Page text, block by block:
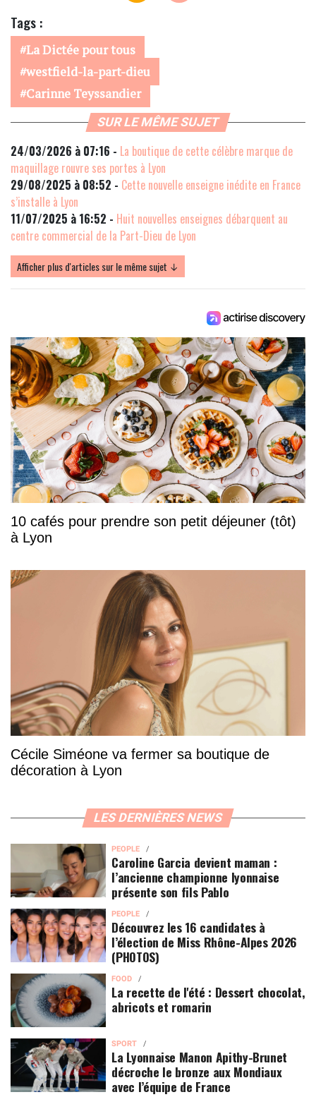
Tags :
La Dictée pour tous
westfield-la-part-dieu
Carinne Teyssandier
SUR LE MÊME SUJET
24/03/2026 à 07:16 - La boutique de cette célèbre marque de
maquillage rouvre ses portes à Lyon
29/08/2025 à 08:52 - Cette nouvelle enseigne inédite en France
s’installe à Lyon
11/07/2025 à 16:52 - Huit nouvelles enseignes débarquent au
centre commercial de la Part-Dieu de Lyon
Afficher plus d'articles sur le même sujet ↓
10 cafés pour prendre son petit déjeuner (tôt)
à Lyon
Cécile Siméone va fermer sa boutique de
décoration à Lyon
LES DERNIÈRES NEWS
PEOPLE
Caroline Garcia devient maman :
l’ancienne championne lyonnaise
présente son fils Pablo
PEOPLE
Découvrez les 16 candidates à
l’élection de Miss Rhône-Alpes 2026
(PHOTOS)
FOOD
La recette de l'été : Dessert chocolat,
abricots et romarin
SPORT
La Lyonnaise Manon Apithy-Brunet
décroche le bronze aux Mondiaux
avec l’équipe de France